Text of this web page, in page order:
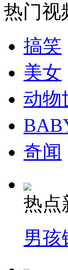
走！跟着总
纽约上演“枕
热门视
搞笑
美女
动物
奇闻
热点
男孩